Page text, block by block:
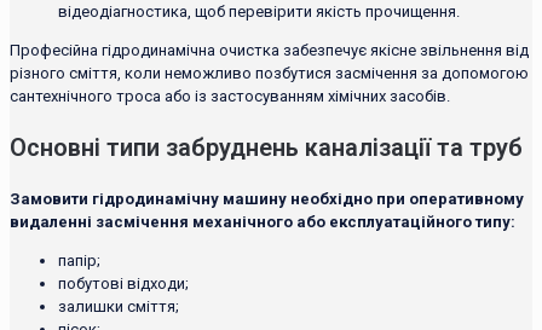
відеодіагностика, щоб перевірити якість прочищення.
Професійна гідродинамічна очистка забезпечує якісне звільнення від
різного сміття, коли неможливо позбутися засмічення за допомогою
сантехнічного троса або із застосуванням хімічних засобів.
Основні типи забруднень каналізації та труб
Замовити гідродинамічну машину необхідно при оперативному
видаленні засмічення механічного або експлуатаційного типу:
папір;
побутові відходи;
залишки сміття;